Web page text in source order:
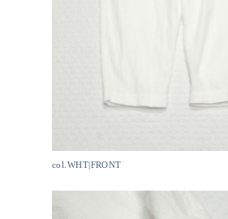
col.WHT|FRONT